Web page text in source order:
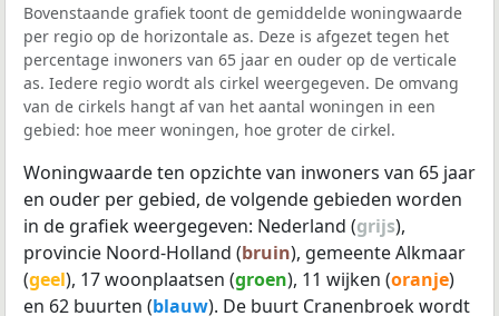
Bovenstaande grafiek toont de gemiddelde woningwaarde
per regio op de horizontale as. Deze is afgezet tegen het
percentage inwoners van 65 jaar en ouder op de verticale
as. Iedere regio wordt als cirkel weergegeven. De omvang
van de cirkels hangt af van het aantal woningen in een
gebied: hoe meer woningen, hoe groter de cirkel.
Woningwaarde ten opzichte van inwoners van 65 jaar
en ouder per gebied, de volgende gebieden worden
in de grafiek weergegeven: Nederland (grijs),
provincie Noord-Holland (bruin), gemeente Alkmaar
(geel), 17 woonplaatsen (groen), 11 wijken (oranje)
en 62 buurten (blauw). De buurt Cranenbroek wordt